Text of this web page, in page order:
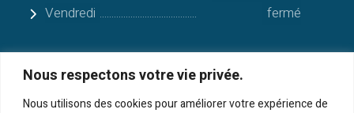
Nous respectons votre vie privée.
Nous utilisons des cookies pour améliorer votre expérience de
Vendredi
fermé
Quelques communes alentours